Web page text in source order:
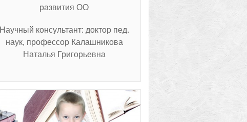
развития ОО
Научный консультант: доктор пед.
наук, профессор Калашникова
Наталья Григорьевна